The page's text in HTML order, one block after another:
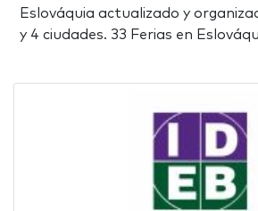
Eslováquia actualizado y
y 4 ciudades. 33 Ferias en